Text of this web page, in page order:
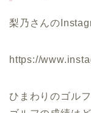
梨乃さんの
https://
ひまわりのゴル